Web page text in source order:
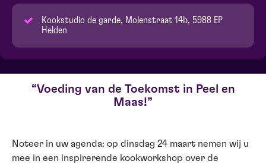
Kookstudio de garde, Molenstraat 14b, 5988 EP
Helden
Voeding van de Toekomst in Peel en
Maas!
Noteer in uw agenda: op dinsdag 24 maart nemen wij u
mee in een inspirerende kookworkshop over de